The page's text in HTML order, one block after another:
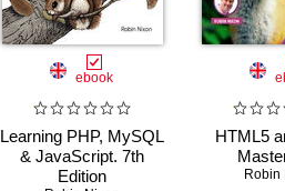
ebook
Learning PHP, MySQL
& JavaScript. 7th
Edition
HTML5
Robin